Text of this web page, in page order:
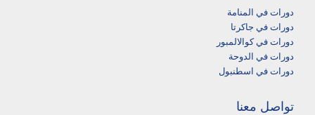
دورات في المنامة
دورات في جاكرتا
دورات في كوالالمبور
دورات في الدوحة
دورات في اسطنبول
تواصل معنا